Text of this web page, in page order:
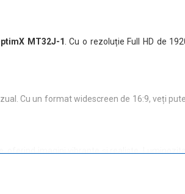
MT32J-1
. Cu o rezoluție Full HD de
Cu un format widescreen de 16:9, veți